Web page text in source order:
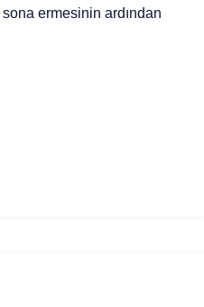
sona ermesinin ardından